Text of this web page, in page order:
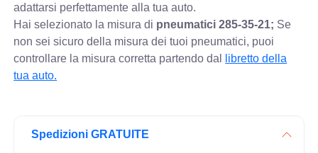
adattarsi perfettamente alla tua auto.
Hai selezionato la misura di pneumatici285-35-21; Se
non sei sicuro della misura dei tuoi pneumatici, puoi
controllare la misura corretta partendo dal
libretto della
tua auto.
Spedizioni GRATUITE